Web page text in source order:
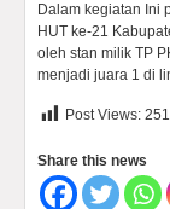
Dalam kegiatan Ini
HUT ke-21
oleh stan milik TP
menjadi juara 1 di
Post Views: 251
Share this news